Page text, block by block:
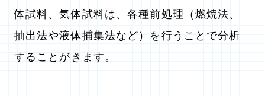
体試料、気体試料は、各種前処理（燃焼法、
抽出法や液体捕集法など）を行うことで分析
することがきます。